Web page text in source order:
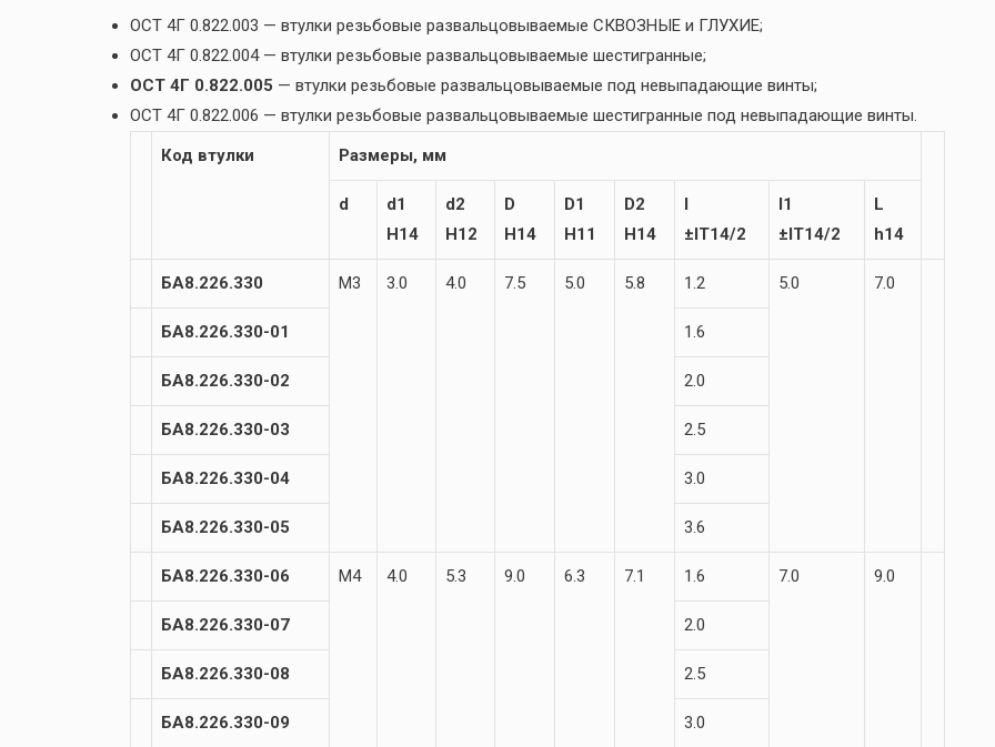
ОСТ 4Г 0.822.003 — втулки резьбовые развальцовываемые СКВОЗНЫЕ и ГЛУХИЕ;
ОСТ 4Г 0.822.004 — втулки резьбовые развальцовываемые шестигранные;
ОСТ 4Г 0.822.005 — втулки резьбовые развальцовываемые под невыпадающие винты;
ОСТ 4Г 0.822.006 — втулки резьбовые развальцовываемые шестигранные под невыпадающие винты.
Код втулки
Размеры, мм
d
d1
H14
d2
H12
D
H14
D1
H11
D2
H14
l
±IT14/2
l1
±IT14/2
L
h14
БА8.226.330 М3 3.0 4.0 7.5 5.0 5.8 1.2 5.0 7.0
БА8.226.330-01 1.6
БА8.226.330-02 2.0
БА8.226.330-03 2.5
БА8.226.330-04 3.0
БА8.226.330-05 3.6
БА8.226.330-06 М4 4.0 5.3 9.0 6.3 7.1 1.6 7.0 9.0
БА8.226.330-07 2.0
БА8.226.330-08 2.5
БА8.226.330-09 3.0